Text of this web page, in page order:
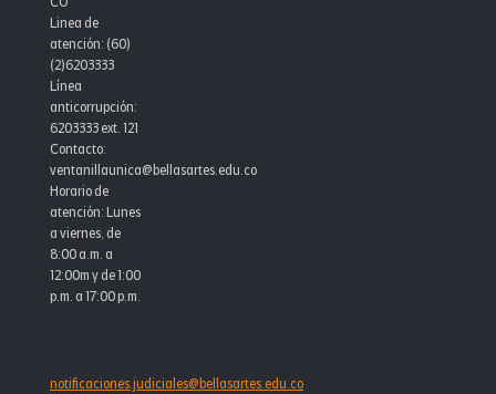
Linea de
atención: (60)
(2)6203333
Línea
anticorrupción:
6203333 ext. 121
Contacto:
ventanillaunica@bellasartes.edu.co
Horario de
atención: Lunes
a viernes, de
8:00 a.m. a
12:00m y de 1:00
p.m. a 17:00 p.m.
notificaciones.judiciales@bellasartes.edu.co